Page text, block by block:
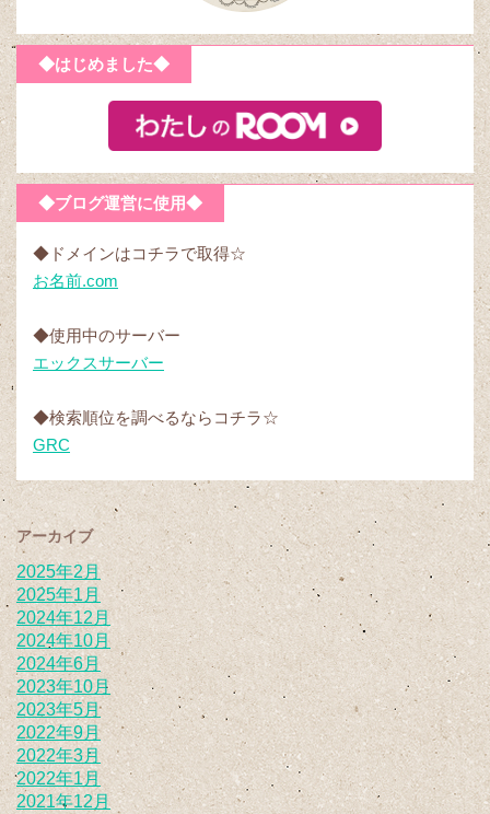
◆はじめました◆
◆ブログ運営に使用◆
◆ドメインはコチラで取得☆
お名前.com
◆使用中のサーバー
エックスサーバー
◆検索順位を調べるならコチラ☆
GRC
アーカイブ
2025年2月
2025年1月
2024年12月
2024年10月
2024年6月
2023年10月
2023年5月
2022年9月
2022年3月
2022年1月
2021年12月